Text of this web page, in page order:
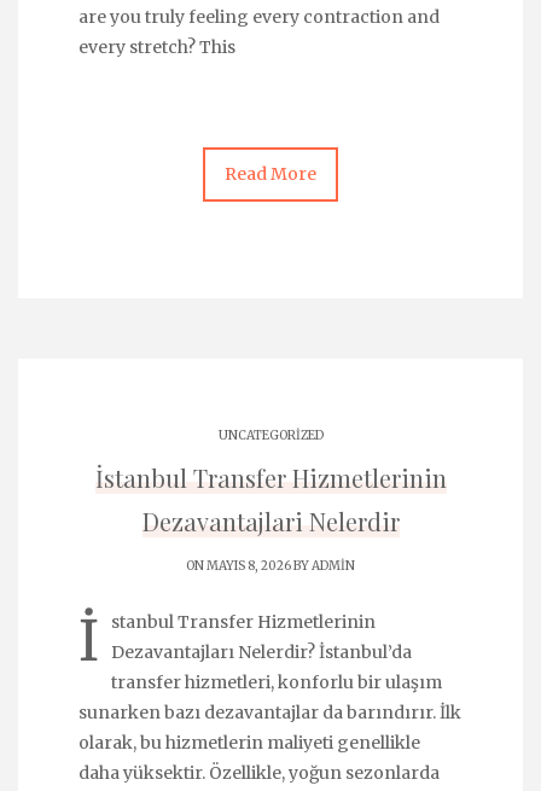
are you truly feeling every contraction and
every stretch? This
Read More
UNCATEGORIZED
İstanbul Transfer Hizmetlerinin
Dezavantajlari Nelerdir
ON MAYIS 8, 2026 BYADMIN
İ
stanbul Transfer Hizmetlerinin
Dezavantajları Nelerdir? İstanbul’da
transfer hizmetleri, konforlu bir ulaşım
sunarken bazı dezavantajlar da barındırır. İlk
olarak, bu hizmetlerin maliyeti genellikle
daha yüksektir. Özellikle, yoğun sezonlarda